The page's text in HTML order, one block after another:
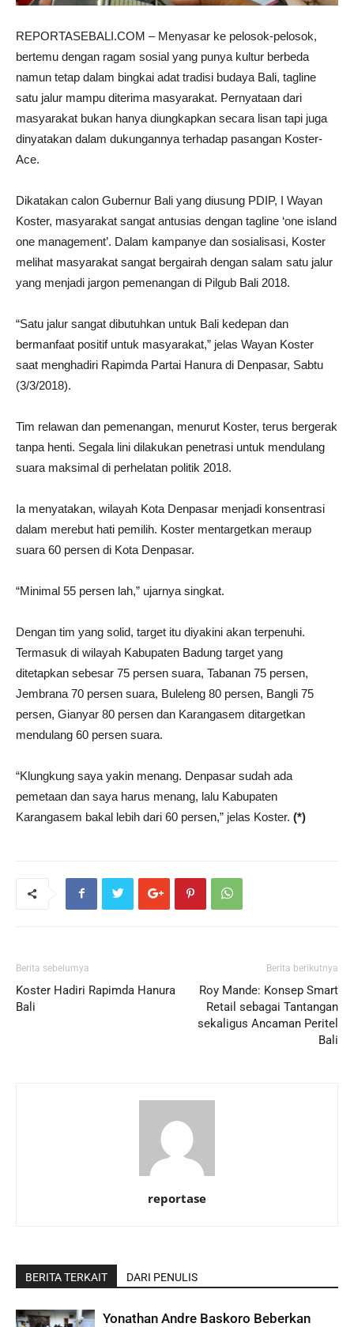
REPORTASEBALI.COM – Menyasar ke pelosok-pelosok,
bertemu dengan ragam sosial yang punya kultur berbeda
namun tetap dalam bingkai adat tradisi budaya Bali, tagline
satu jalur mampu diterima masyarakat. Pernyataan dari
masyarakat bukan hanya diungkapkan secara lisan tapi juga
dinyatakan dalam dukungannya terhadap pasangan Koster-
Ace.
Dikatakan calon Gubernur Bali yang diusung PDIP, I Wayan
Koster, masyarakat sangat antusias dengan tagline ‘one island
one management’. Dalam kampanye dan sosialisasi, Koster
melihat masyarakat sangat bergairah dengan salam satu jalur
yang menjadi jargon pemenangan di Pilgub Bali 2018.
“Satu jalur sangat dibutuhkan untuk Bali kedepan dan
bermanfaat positif untuk masyarakat,” jelas Wayan Koster
saat menghadiri Rapimda Partai Hanura di Denpasar, Sabtu
(3/3/2018).
Tim relawan dan pemenangan, menurut Koster, terus bergerak
tanpa henti. Segala lini dilakukan penetrasi untuk mendulang
suara maksimal di perhelatan politik 2018.
Ia menyatakan, wilayah Kota Denpasar menjadi konsentrasi
dalam merebut hati pemilih. Koster mentargetkan meraup
suara 60 persen di Kota Denpasar.
“Minimal 55 persen lah,” ujarnya singkat.
Dengan tim yang solid, target itu diyakini akan terpenuhi.
Termasuk di wilayah Kabupaten Badung target yang
ditetapkan sebesar 75 persen suara, Tabanan 75 persen,
Jembrana 70 persen suara, Buleleng 80 persen, Bangli 75
persen, Gianyar 80 persen dan Karangasem ditargetkan
mendulang 60 persen suara.
“Klungkung saya yakin menang. Denpasar sudah ada
pemetaan dan saya harus menang, lalu Kabupaten
Karangasem bakal lebih dari 60 persen,” jelas Koster. (*)
Berita sebelumya
Koster Hadiri Rapimda Hanura
Bali
Berita berikutnya
Roy Mande: Konsep Smart
Retail sebagai Tantangan
sekaligus Ancaman Peritel
Bali
reportase
BERITA TERKAIT DARI PENULIS
Yonathan Andre Baskoro Beberkan